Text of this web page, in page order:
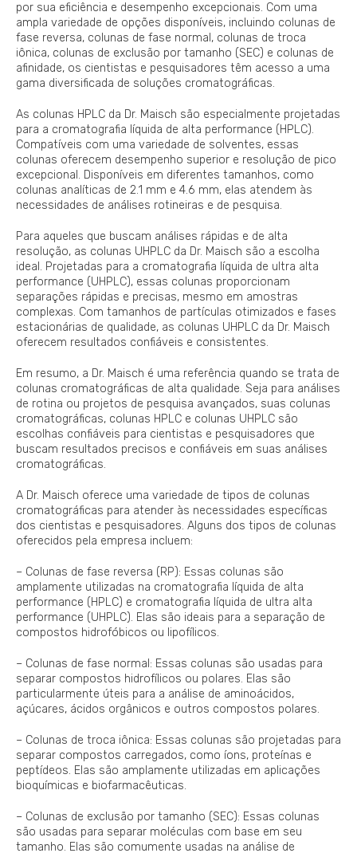
por sua eficiência e desempenho excepcionais. Com uma
ampla variedade de opções disponíveis, incluindo colunas de
fase reversa, colunas de fase normal, colunas de troca
iônica, colunas de exclusão por tamanho (SEC) e colunas de
afinidade, os cientistas e pesquisadores têm acesso a uma
gama diversificada de soluções cromatográficas.
As colunas HPLC da Dr. Maisch são especialmente projetadas
para a cromatografia líquida de alta performance (HPLC).
Compatíveis com uma variedade de solventes, essas
colunas oferecem desempenho superior e resolução de pico
excepcional. Disponíveis em diferentes tamanhos, como
colunas analíticas de 2.1 mm e 4.6 mm, elas atendem às
necessidades de análises rotineiras e de pesquisa.
Para aqueles que buscam análises rápidas e de alta
resolução, as colunas UHPLC da Dr. Maisch são a escolha
ideal. Projetadas para a cromatografia líquida de ultra alta
performance (UHPLC), essas colunas proporcionam
separações rápidas e precisas, mesmo em amostras
complexas. Com tamanhos de partículas otimizados e fases
estacionárias de qualidade, as colunas UHPLC da Dr. Maisch
oferecem resultados confiáveis e consistentes.
Em resumo, a Dr. Maisch é uma referência quando se trata de
colunas cromatográficas de alta qualidade. Seja para análises
de rotina ou projetos de pesquisa avançados, suas colunas
cromatográficas, colunas HPLC e colunas UHPLC são
escolhas confiáveis para cientistas e pesquisadores que
buscam resultados precisos e confiáveis em suas análises
cromatográficas.
A Dr. Maisch oferece uma variedade de tipos de colunas
cromatográficas para atender às necessidades específicas
dos cientistas e pesquisadores. Alguns dos tipos de colunas
oferecidos pela empresa incluem:
– Colunas de fase reversa (RP): Essas colunas são
amplamente utilizadas na cromatografia líquida de alta
performance (HPLC) e cromatografia líquida de ultra alta
performance (UHPLC). Elas são ideais para a separação de
compostos hidrofóbicos ou lipofílicos.
– Colunas de fase normal: Essas colunas são usadas para
separar compostos hidrofílicos ou polares. Elas são
particularmente úteis para a análise de aminoácidos,
açúcares, ácidos orgânicos e outros compostos polares.
– Colunas de troca iônica: Essas colunas são projetadas para
separar compostos carregados, como íons, proteínas e
peptídeos. Elas são amplamente utilizadas em aplicações
bioquímicas e biofarmacêuticas.
– Colunas de exclusão por tamanho (SEC): Essas colunas
são usadas para separar moléculas com base em seu
tamanho. Elas são comumente usadas na análise de